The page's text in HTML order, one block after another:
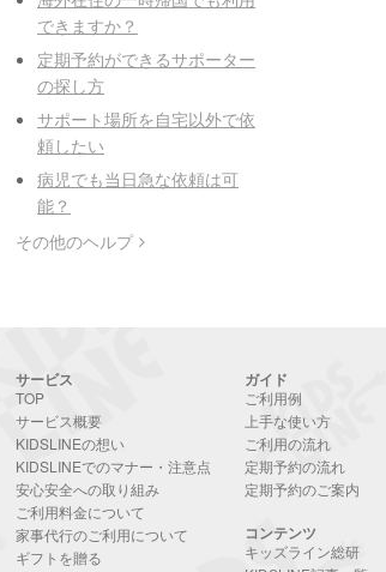
できますか？
定期予約ができるサポーター
の探し方
サポート場所を自宅以外で依
頼したい
病児でも当日急な依頼は可
能？
その他のヘルプ
サービス
TOP
サービス概要
KIDSLINEの想い
KIDSLINEでのマナー・注意点
安心安全への取り組み
ご利用料金について
家事代行のご利用について
ギフトを贈る
ガイド
ご利用例
上手な使い方
ご利用の流れ
定期予約の流れ
定期予約のご案内
コンテンツ
キッズライン総研